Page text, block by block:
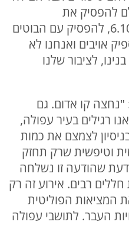
להפסיק את
ההתנהלות שהייתה עד ה-6.10, להפסיק עם הבוטים
אויבים ואנחנו לא
לציבור שלנו
"נחצה קו אדום. גם
רגילים בעיר עפולה,
לצמצם את כמות
וטיפשית שרק תחזק
שהודעה זו נשלחה
רבים. אירוע זה רק
המציאות הפוליטית
העבר. לתושבי עפולה